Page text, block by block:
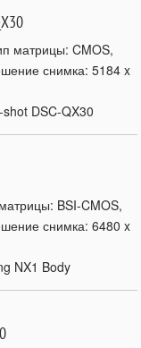
матрицы: CMOS,
снимка: 5184 x
DSC-QX30
BSI-CMOS,
снимка: 6480 x
NX1 Body